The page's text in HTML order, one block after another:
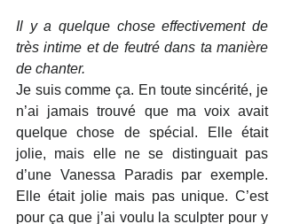
Il y a quelque chose effectivement de
très intime et de feutré dans ta manière
de chanter.
Je suis comme ça. En toute sincérité, je
n’ai jamais trouvé que ma voix avait
quelque chose de spécial. Elle était
jolie, mais elle ne se distinguait pas
d’une Vanessa Paradis par exemple.
Elle était jolie mais pas unique. C’est
pour ça que j’ai voulu la sculpter pour y